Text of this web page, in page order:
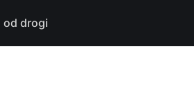
od drogi